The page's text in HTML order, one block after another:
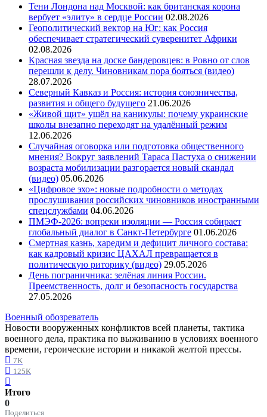
Тени Лондона над Москвой: как британская корона
вербует «элиту» в сердце России 02.08.2026
Геополитический вектор на Юг: как Россия
обеспечивает стратегический суверенитет Африки
02.08.2026
Красная звезда на доске бандеровцев: в Ровно от слов
перешли к делу. Чиновникам пора бояться (видео)
28.07.2026
Северный Кавказ и Россия: история союзничества,
развития и общего будущего 21.06.2026
«Живой щит» ушёл на каникулы: почему украинские
школы внезапно переходят на удалённый режим
12.06.2026
Случайная оговорка или подготовка общественного
мнения? Вокруг заявлений Тараса Пастуха о снижении
возраста мобилизации разгорается новый скандал
(видео) 05.06.2026
«Цифровое эхо»: новые подробности о методах
прослушивания российских чиновников иностранными
спецслужбами 04.06.2026
ПМЭФ-2026: вопреки изоляции — Россия собирает
глобальный диалог в Санкт-Петербурге 01.06.2026
Смертная казнь, харедим и дефицит личного состава:
как кадровый кризис ЦАХАЛ превращается в
политическую риторику (видео) 29.05.2026
День пограничника: зелёная линия России.
Преемственность, долг и безопасность государства
27.05.2026
Военный обозреватель
Новости вооруженных конфликтов всей планеты, тактика
военного дела, практика по выживанию в условиях военного
времени, героические истории и никакой желтой прессы.
7K
125K
Итого
0
Поделиться